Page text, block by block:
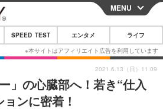
CLOSE
スマートフォン
MENU
SPEED TEST エンタメ ライフ
」の心臓部へ！若き“仕入
ンに密着！
2021.6.13（日）11:09